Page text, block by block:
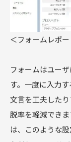
＜フォームレポ
フォームはユー
す。一度に入力
文言を工夫した
脱率を軽減でき
は、このような設